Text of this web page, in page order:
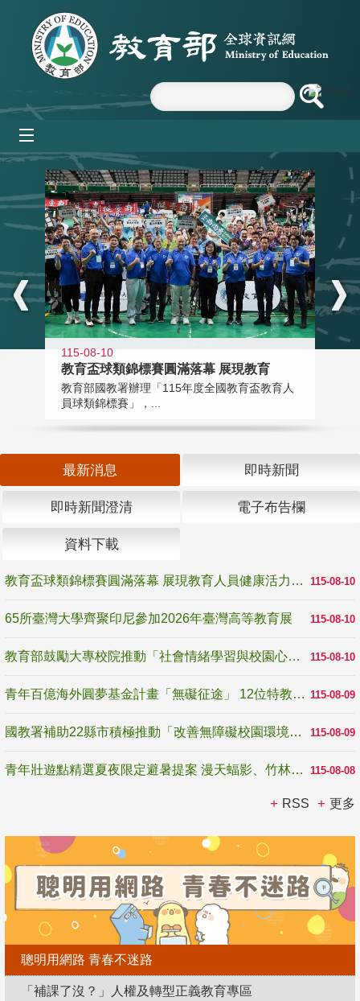
跳到主要內容區塊
:::
115-08-10
教育盃球類錦標賽圓滿落幕 展現教育
教育部國教署辦理「115年度全國教育盃教育人
員球類錦標賽」，...
最新消息 即時新聞
即時新聞澄清 電子布告欄
資料下載
115-08-10
教育盃球類錦標賽圓滿落幕 展現教育人員健康活力與團隊精神
115-08-10
65所臺灣大學齊聚印尼參加2026年臺灣高等教育展
115-08-10
教育部鼓勵大專校院推動「社會情緒學習與校園心理健康促進計畫」 培育校園「心」韌性
115-08-09
青年百億海外圓夢基金計畫「無礙征途」 12位特教與弱勢青年勇闖西班牙 跨越感官限制見證生命蛻變
115-08-09
國教署補助22縣市積極推動「改善無障礙校園環境計畫」 打造友善、安全、無礙學習空間
115-08-08
青年壯遊點精選夏夜限定避暑提案 漫天蝠影、竹林尋蛙、茶香夜觀 邀青年暮色出發
RSS 更多
聰明用網路 青春不迷路
「補課了沒？」人權及轉型正義教育專區